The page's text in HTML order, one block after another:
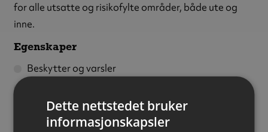
for alle utsatte og risikofylte områder, både ute og
inne.
Egenskaper
Beskytter og varsler
Tåler temperaturer fra -40 °C til +100 °C
Fleksibel – kan monteres på buede underlag
Dette nettstedet bruker
informasjonskapsler